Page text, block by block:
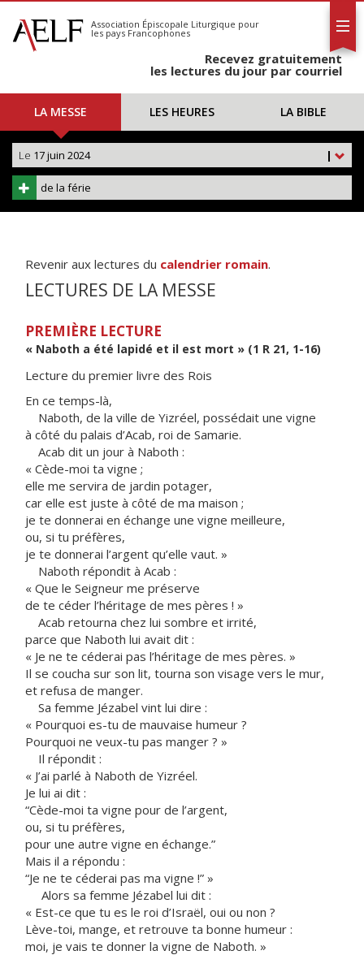
S'abonner
Calendrier
Association Épiscopale Liturgique pour
les pays Francophones
Recevez gratuitement
les lectures du jour par courriel
LA MESSE LES HEURES LA BIBLE
|
Le 17 juin 2024
de la férie
Revenir aux lectures du calendrier romain.
LECTURES DE LA MESSE
PREMIÈRE LECTURE
« Naboth a été lapidé et il est mort » (1 R 21, 1-16)
Lecture du premier livre des Rois
En ce temps-là,
Naboth, de la ville de Yizréel, possédait une vigne
à côté du palais d’Acab, roi de Samarie.
Acab dit un jour à Naboth :
« Cède-moi ta vigne ;
elle me servira de jardin potager,
car elle est juste à côté de ma maison ;
je te donnerai en échange une vigne meilleure,
ou, si tu préfères,
je te donnerai l’argent qu’elle vaut. »
Naboth répondit à Acab :
« Que le Seigneur me préserve
de te céder l’héritage de mes pères ! »
Acab retourna chez lui sombre et irrité,
parce que Naboth lui avait dit :
« Je ne te céderai pas l’héritage de mes pères. »
Il se coucha sur son lit, tourna son visage vers le mur,
et refusa de manger.
Sa femme Jézabel vint lui dire :
« Pourquoi es-tu de mauvaise humeur ?
Pourquoi ne veux-tu pas manger ? »
Il répondit :
« J’ai parlé à Naboth de Yizréel.
Je lui ai dit :
“Cède-moi ta vigne pour de l’argent,
ou, si tu préfères,
pour une autre vigne en échange.”
Mais il a répondu :
“Je ne te céderai pas ma vigne !” »
Alors sa femme Jézabel lui dit :
« Est-ce que tu es le roi d’Israël, oui ou non ?
Lève-toi, mange, et retrouve ta bonne humeur :
moi, je vais te donner la vigne de Naboth. »